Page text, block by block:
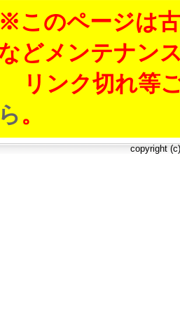
※このページは
どメンテナン
リンク切れ等
ら。
copyright